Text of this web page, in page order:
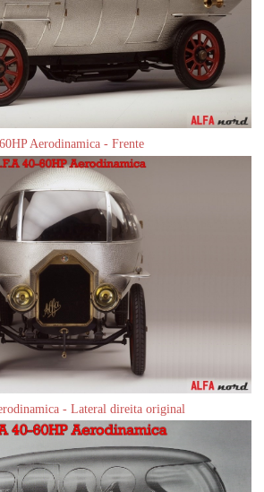
Aerodinamica - Frente
- Lateral direita original